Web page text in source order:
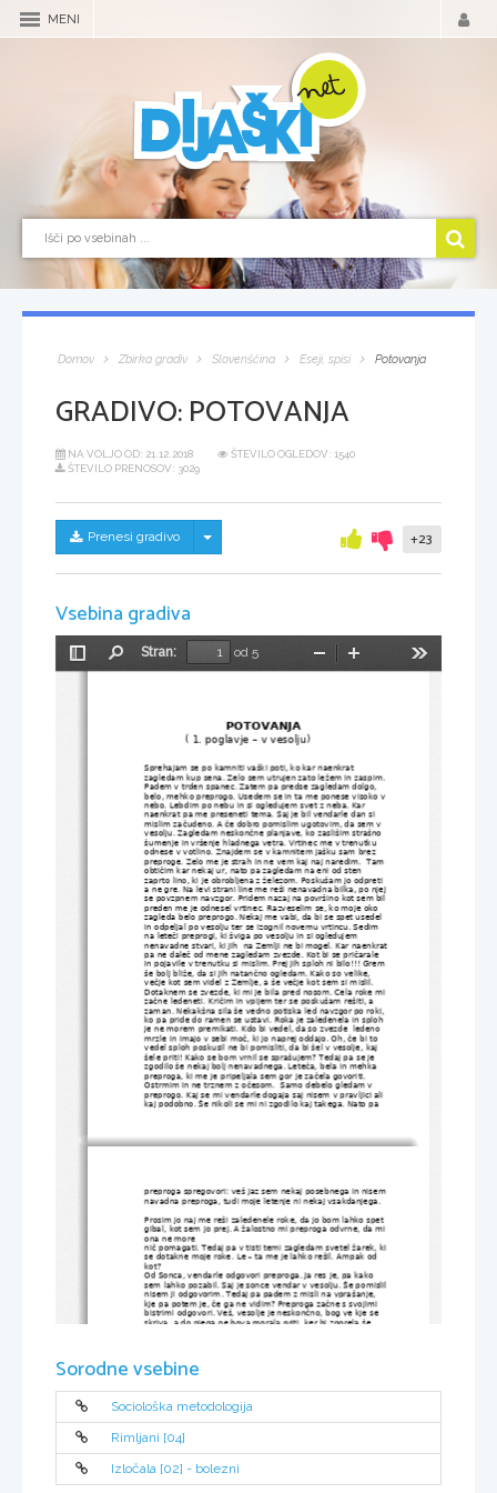
MENI
Domov Zbirka gradiv Slovenščina Eseji, spisi Potovanja
GRADIVO:POTOVANJA
NA VOLJO OD: 21.12.2018
ŠTEVILO OGLEDOV: 1540
ŠTEVILO PRENOSOV: 3029
Prenesi gradivo Skrij/prikaži meni +23
Vsebina gradiva
Preklopi
Stran:
od 5
Pomanjšaj
POTOVANJA
( 1. poglavje – v vesolju)
Sprehajam se po kamniti vaški poti, ko kar naenkrat
zagledam kup sena. Zelo sem utrujen zato ležem in zaspim.
Padem v trden spanec. Zatem pa predse zagledam dolgo,
belo, mehko preprogo. Usedem se in ta me ponese visoko v
nebo. Lebdim po nebu in si ogledujem svet z neba. Kar
naenkrat pa me preseneti tema. Saj je bil vendarle dan si
mislim začudeno. A če dobro pomislim ugotovim, da sem v
vesolju. Zagledam neskončne planjave, ko zaslišim strašno
šumenje in vršenje hladnega vetra. Vrtinec me v trenutku
odnese v votlino. Znajdem se v kamnitem jašku sam brez
preproge. Zelo me je strah in ne vem kaj naj naredim.  Tam
obtičim kar nekaj ur, nato pa zagledam na eni od sten
zaprto lino, ki je obrobljena z železom. Poskušam jo odpreti
a ne gre. Na levi strani line me reši nenavadna bilka, po njej
se povzpnem navzgor. Pridem nazaj na površino kot sem bil
preden me je odnesel vrtinec. Razveselim se, ko moje oko
zagleda belo preprogo. Nekaj me vabi, da bi se spet usedel
in odpeljal po vesolju ter se izognil novemu vrtincu. Sedim
na leteči preprogi, ki šviga po vesolju in si ogledujem
nenavadne stvari, ki jih  na Zemlji ne bi mogel. Kar naenkrat
pa ne daleč od mene zagledam zvezde. Kot bi se pričarale
in pojavile v trenutku si mislim. Prej jih sploh ni bilo!!! Grem
še bolj bliže, da si jih natančno ogledam. Kako so velike,
večje kot sem videl z Zemlje, a še večje kot sem si mislil.
Dotaknem se zvezde, ki mi je bila pred nosom. Cela roke mi
začne ledeneti. Kričim in vpijem ter se poskušam rešiti, a
zaman. Nekakšna sila še vedno potiska led navzgor po roki,
ko pa pride do ramen se ustavi. Roka je zaledenela in sploh
je ne morem premikati. Kdo bi vedel, da so zvezde  ledeno
mrzle in imajo v sebi moč, ki jo naprej oddajo. Oh, če bi to
vedel sploh poskusil ne bi pomisliti, da bi šel v vesolje, kaj
šele priti! Kako se bom vrnil se sprašujem? Tedaj pa se je
zgodilo še nekaj bolj nenavadnega. Leteča, bela in mehka
preproga, ki me je pripeljala sem gor je začela govoriti.
Ostrmim in ne trznem z očesom.  Samo debelo gledam v
preprogo. Kaj se mi vendarle dogaja saj nisem v pravljici ali
kaj podobno. Še nikoli se mi ni zgodilo kaj takega. Nato pa
preproga spregovori: veš jaz sem nekaj posebnega in nisem
navadna preproga, tudi moje letenje ni nekaj vsakdanjega.
Prosim jo naj me reši zaledenele roke, da jo bom lahko spet
gibal, kot sem jo prej. A žalostno mi preproga odvrne, da mi
ona ne more
nič pomagati. Tedaj pa v tisti temi zagledam svetel žarek, ki
se dotakne moje roke. Le – ta me je lahko rešil. Ampak od
kot?
Od Sonca, vendarle odgovori preproga. Ja res je, pa kako
sem lahko pozabil. Saj je sonce vendar v vesolju. Še pomislil
nisem ji odgovorim. Tedaj pa padem z misli na vprašanje,
kje pa potem je, če ga ne vidim? Preproga začne s svojimi
bistrimi odgovori. Veš, vesolje je neskončno, bog ve kje se
skriva, a do njega ne bova morala priti, ker bi zgorela še
majhno kroglico, ki je bila prej ogromna namreč Zemlja.
Kako daleč že sva odgovorim.
Obrnem se in vzkliknem: glej preproga Mars. Vidim. No pa
prve razlike se začudiva. Ni bilo hiš, ne drevja ne ptic ne
rastlin, ne živali, ne človeka namreč niti enega živega bitja.
Nato pa se tla začnejo ugrezati in padeva v jamo.
Spet smola, kakšna smola zakričim!!! Preproga se je začela
kar tresti od strahu. Zatem, ko se umiriva, pa se v tej jami
pokaže svetloba. Nato pa preproga nadaljuje: vidiš še en
znak, da je Sonce v vesolju. Kar naenkrat pa iz svetlo rdeče
prsti pogleda ven glava, ki ni bila takšna kot je naša, ampak
Sorodne vsebine
Sociološka metodologija
Rimljani [04]
Izločala [02] - bolezni